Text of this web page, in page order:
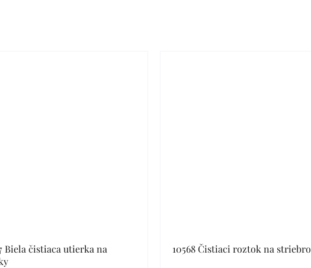
Biela čistiaca utierka na
10568 Čistiaci roztok na striebro